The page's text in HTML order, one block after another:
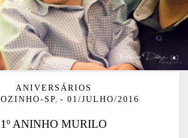
ANIVERSÁRIOS
SP.
01/JULHO/2016
1º ANINHO MURILO